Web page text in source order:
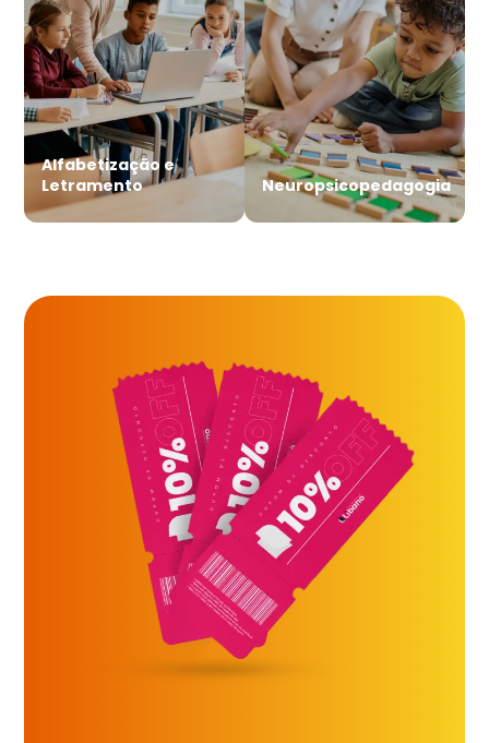
Alfabetização e
Letramento
Neuropsicopedagogia